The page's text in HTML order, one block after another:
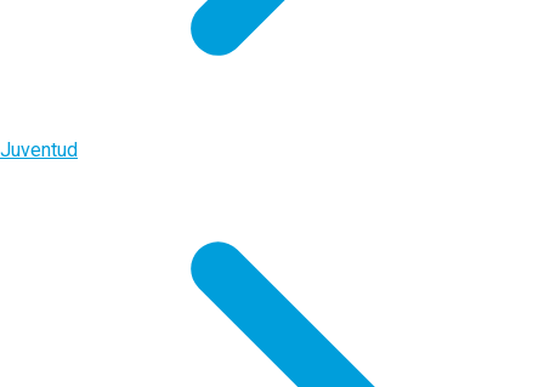
Juventud